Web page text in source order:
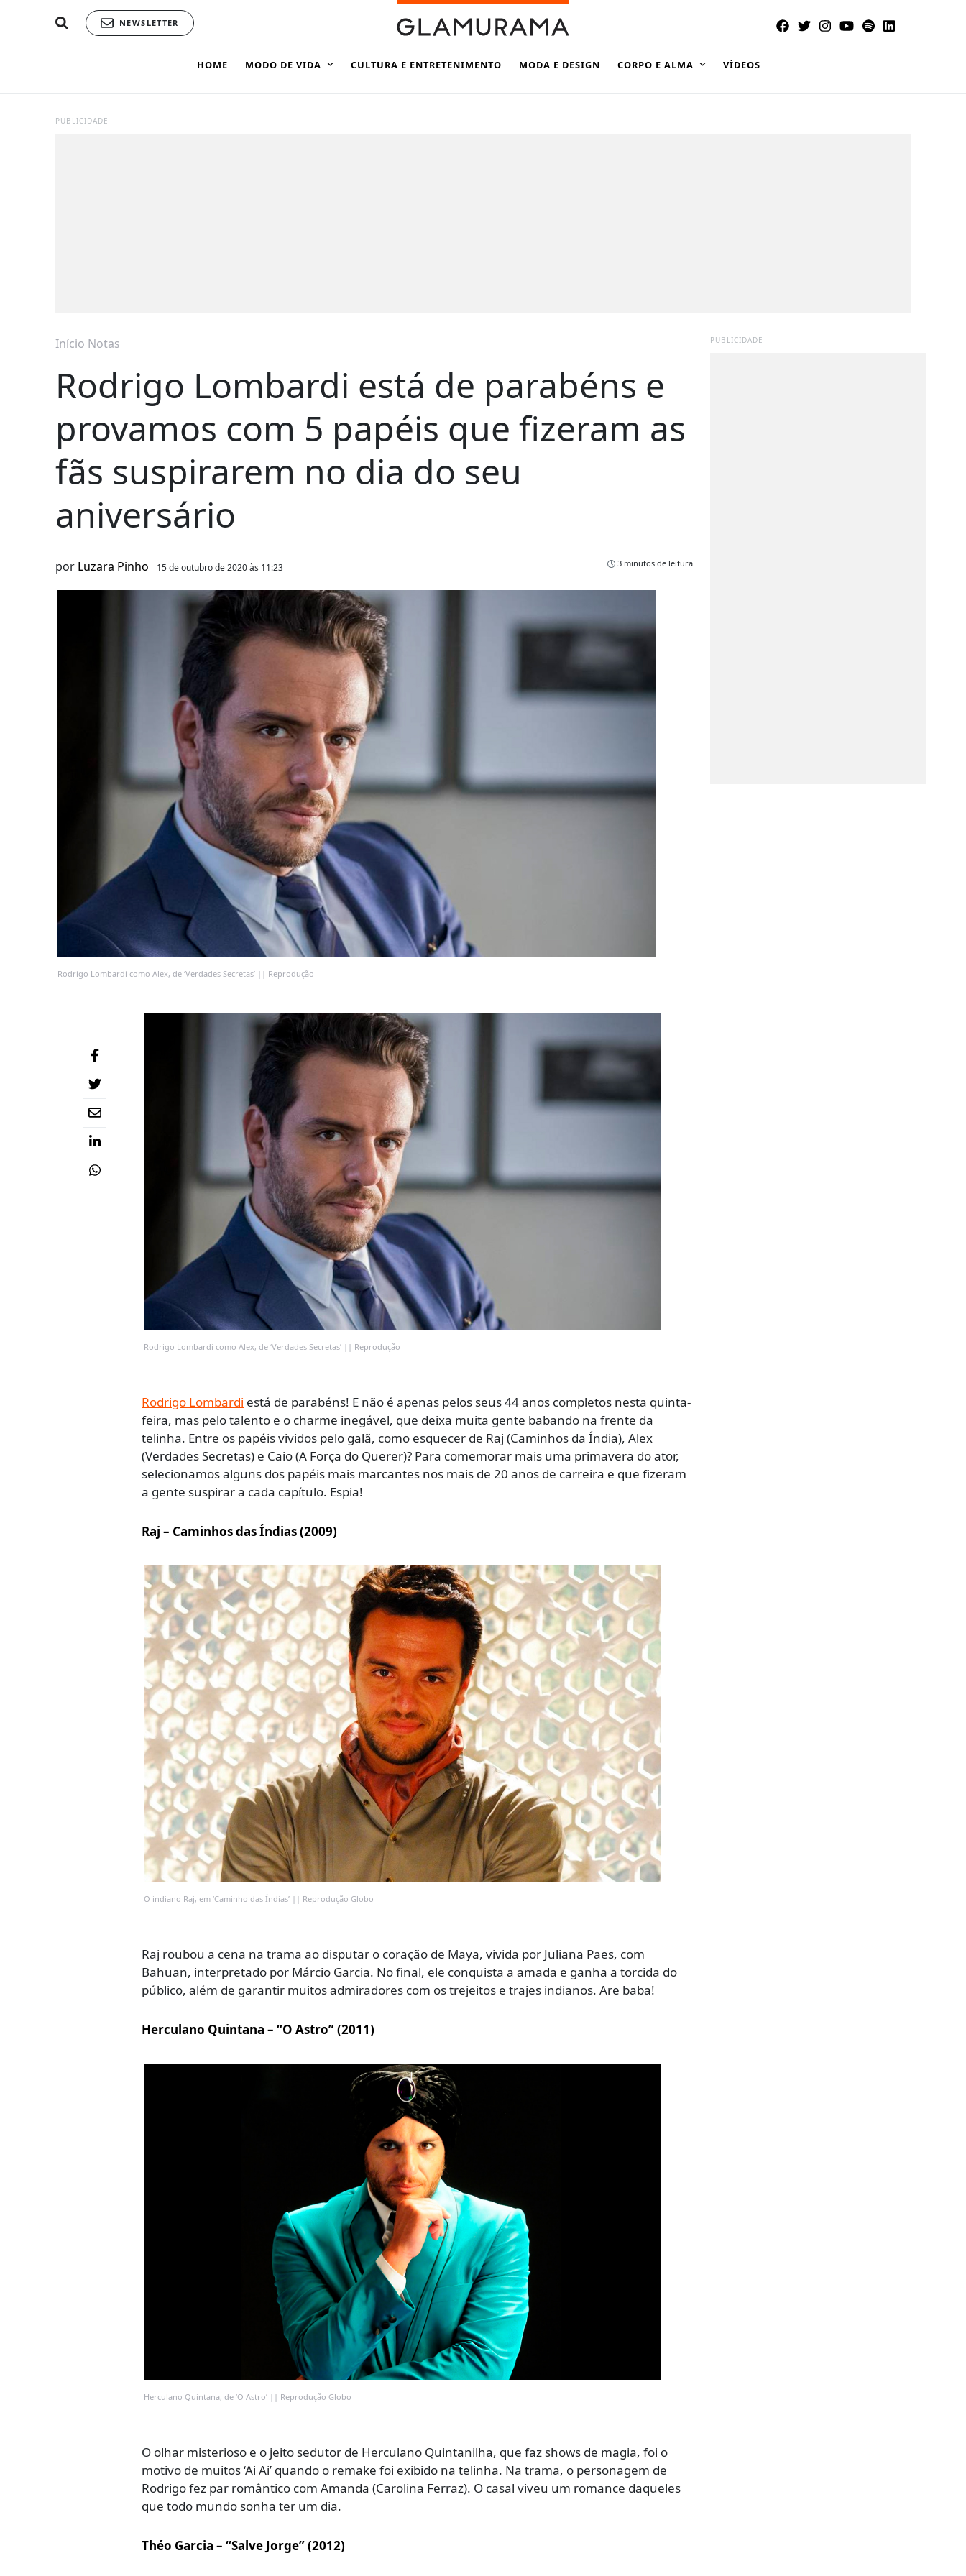
NEWSLETTER
HOME MODO DE VIDA CULTURA E ENTRETENIMENTO MODA E DESIGN CORPO E ALMA VÍDEOS
PUBLICIDADE
Início Notas
Rodrigo Lombardi está de parabéns e
provamos com 5 papéis que fizeram as
fãs suspirarem no dia do seu
aniversário
por Luzara Pinho 15 de outubro de 2020 às 11:23 3 minutos de leitura
Rodrigo Lombardi como Alex, de ‘Verdades Secretas’ || Reprodução
Rodrigo Lombardi como Alex, de ‘Verdades Secretas’ || Reprodução
Rodrigo Lombardi está de parabéns! E não é apenas pelos seus 44 anos completos nesta quinta-
feira, mas pelo talento e o charme inegável, que deixa muita gente babando na frente da
telinha. Entre os papéis vividos pelo galã, como esquecer de Raj (Caminhos da Índia), Alex
(Verdades Secretas) e Caio (A Força do Querer)? Para comemorar mais uma primavera do ator,
selecionamos alguns dos papéis mais marcantes nos mais de 20 anos de carreira e que fizeram
a gente suspirar a cada capítulo. Espia!
Raj – Caminhos das Índias (2009)
O indiano Raj, em ‘Caminho das Índias’ || Reprodução Globo
Raj roubou a cena na trama ao disputar o coração de Maya, vivida por Juliana Paes, com
Bahuan, interpretado por Márcio Garcia. No final, ele conquista a amada e ganha a torcida do
público, além de garantir muitos admiradores com os trejeitos e trajes indianos. Are baba!
Herculano Quintana – “O Astro” (2011)
Herculano Quintana, de ‘O Astro’ || Reprodução Globo
O olhar misterioso e o jeito sedutor de Herculano Quintanilha, que faz shows de magia, foi o
motivo de muitos ‘Ai Ai’ quando o remake foi exibido na telinha. Na trama, o personagem de
Rodrigo fez par romântico com Amanda (Carolina Ferraz). O casal viveu um romance daqueles
que todo mundo sonha ter um dia.
Théo Garcia – “Salve Jorge” (2012)
PUBLICIDADE